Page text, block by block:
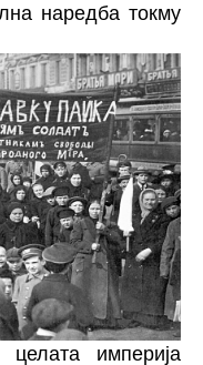
наредба токму
целата империја